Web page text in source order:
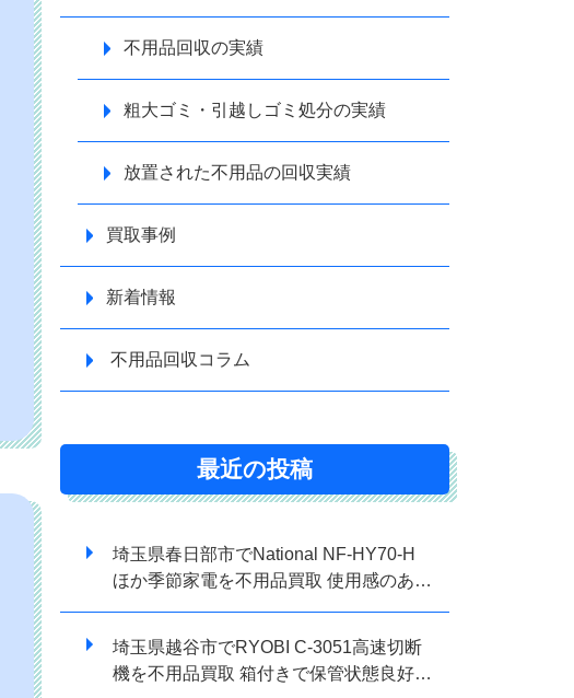
不用品回収の実績
粗大ゴミ・引越しゴミ処分の実績
放置された不用品の回収実績
買取事例
新着情報
不用品回収コラム
最近の投稿
埼玉県春日部市でNational NF-HY70-H
ほか季節家電を不用品買取 使用感のある
埼玉県越谷市でRYOBI C-3051高速切断
機を不用品買取 箱付きで保管状態良好の